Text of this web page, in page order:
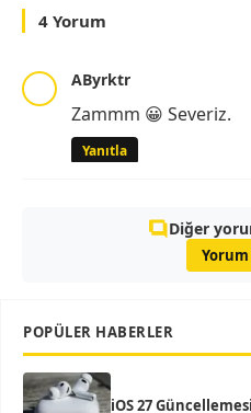
4 Yorum
AByrktr
Zammm 😀 Severiz.
Yanıtla
Diğer
Yorum
POPÜLER HABERLER
iOS 27